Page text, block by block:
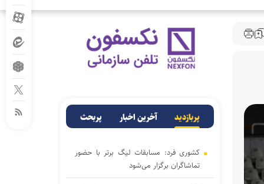
پربازدید آخرین اخبار پربحث
کشوری فرد: مسابقات لیگ برتر با حضور
تماشاگران برگزار می‌شود